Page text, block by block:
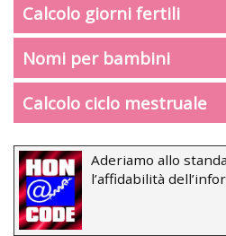
Calcolo giorni fertili
Nomi per bambini
Calcolo ciclo mestruale
Aderiamo allo
l’affidabilità